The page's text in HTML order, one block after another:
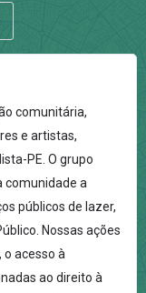
comunitária,
e artistas,
PE. O grupo
comunidade a
públicos de lazer,
Nossas ações
o acesso à
ao direito à